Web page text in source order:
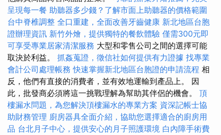
呈現每一餐 助聽器多少錢？了解市面上助聽器的價格範圍
台中脊椎調整 全口重建，全面改善牙齒健康 新北地區台胞
證辦理資訊 新竹外燴，提供獨特的餐飲體驗 僅需300元即
可享受專業居家清潔服務 大型和零售公司之間的選擇可能
取決於利益。 抓姦蒐證，徵信社如何提供有力證據 找專業
會計公司處理帳務 快速掌握新北地區台胞證的申請流程 相
反，他們有直接的消費者，並有效地運輸到產品上。 因
此，批發商必須將這一挑戰理解為幫助其伴侶的機會。 頂
樓漏水問題，為您解決頂樓漏水的專業方案 資深記帳士協
助財務管理 廚房器具全面介紹，協助您選擇適合的廚房用
品 台北月子中心，提供安心的月子照護環境 白內障手術費